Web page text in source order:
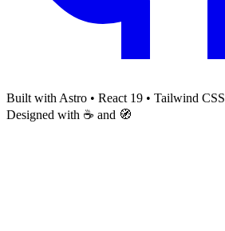
Built with Astro • React 19 • Tailwind CSS
Designed with ☕ and 🧭